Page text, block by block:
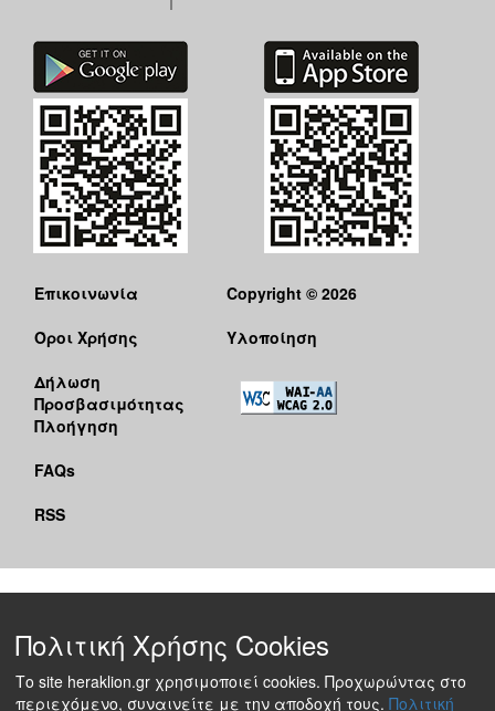
Επικοινωνία
Όροι Χρήσης
Δήλωση
Προσβασιμότητας
Πλοήγηση
FAQs
RSS
Copyright © 2026
Υλοποίηση
Πολιτική Χρήσης Cookies
Το site heraklion.gr χρησιμοποιεί cookies. Προχωρώντας στο
περιεχόμενο, συναινείτε με την αποδοχή τους. Πολιτική